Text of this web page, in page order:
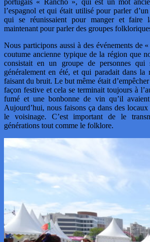
portugais « Rancho », qui est un mot
l’espagnol et qui était utilisé pour parler
qui se réunissaient pour manger et
maintenant pour parler des groupes
Nous participons aussi à des événements de
coutume ancienne typique de la région que
consistait en un groupe de personnes qui
généralement en été, et qui paradait dans la
faisant du bruit. Le but même était
façon festive et cela se terminait toujours à
fumé et une bonbonne de vin qu’il
Aujourd’hui, nous faisons ça dans des
le voisinage. C’est important de le
générations tout comme le folklore.